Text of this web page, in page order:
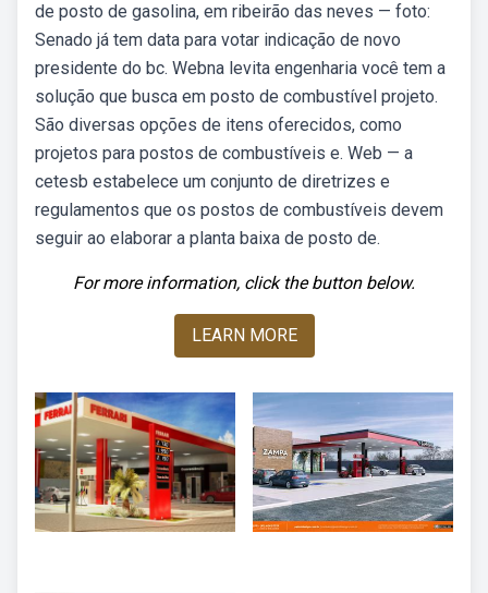
de posto de gasolina, em ribeirão das neves — foto:
Senado já tem data para votar indicação de novo
presidente do bc. Webna levita engenharia você tem a
solução que busca em posto de combustível projeto.
São diversas opções de itens oferecidos, como
projetos para postos de combustíveis e. Web — a
cetesb estabelece um conjunto de diretrizes e
regulamentos que os postos de combustíveis devem
seguir ao elaborar a planta baixa de posto de.
For more information, click the button below.
LEARN MORE